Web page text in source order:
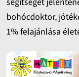
bohócdoktor,
1% felajánlása